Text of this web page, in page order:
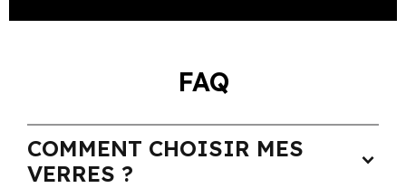
FAQ
COMMENT CHOISIR MES
VERRES ?
expand_more